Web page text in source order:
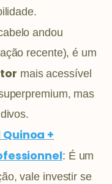
andou
recente), é um
mais acessível
mas
+
: É um
vale investir se